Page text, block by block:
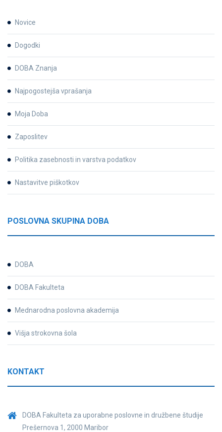
Novice
Dogodki
DOBA Znanja
Najpogostejša vprašanja
Moja Doba
Zaposlitev
Politika zasebnosti in varstva podatkov
Nastavitve piškotkov
POSLOVNA SKUPINA DOBA
DOBA
DOBA Fakulteta
Mednarodna poslovna akademija
Višja strokovna šola
KONTAKT
DOBA Fakulteta za uporabne poslovne in družbene študije
Prešernova 1, 2000 Maribor